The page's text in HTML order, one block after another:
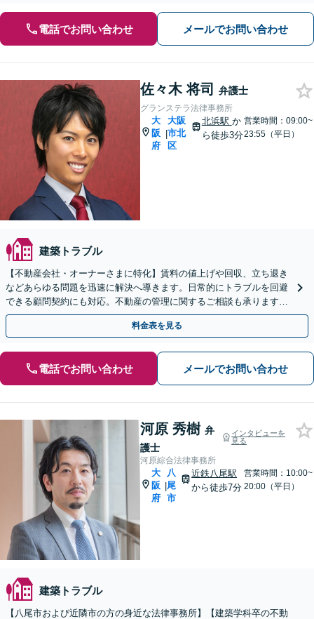
電話でお問い合わせ メールでお問い合わせ
佐々木 将司 弁護士
グランステラ法律事務所
大
阪
府
|
大阪
市北
区
北浜駅 か
ら徒歩3分
営業時間：09:00~
23:55（平日）
建築トラブル
【不動産会社・オーナーさまに特化】賃料の値上げや回収、立ち退き
などあらゆる問題を迅速に解決へ導きます。日常的にトラブルを回避
できる顧問契約にも対応。不動産の管理に関するご相談も承ります。
【初回相談無料】
料金表を見る
電話でお問い合わせ メールでお問い合わせ
河原 秀樹 弁
護士
インタビューを
見る
河原綜合法律事務所
大
阪
府
|
八
尾
市
近鉄八尾駅
から徒歩7分
営業時間：10:00~
20:00（平日）
建築トラブル
【八尾市および近隣市の方の身近な法律事務所】【建築学科卒の不動